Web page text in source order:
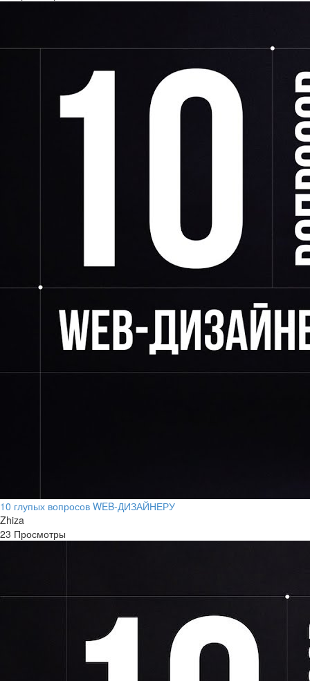
10 глупых вопросов WEB-ДИЗАЙНЕРУ
Zhiza
23 Просмотры